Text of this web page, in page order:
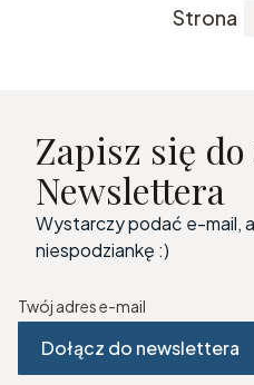
Strona
Zapisz się do
Newslettera
Wystarczy podać e-mail,
niespodziankę :)
Twój adres e-mail
Dołącz do newslettera